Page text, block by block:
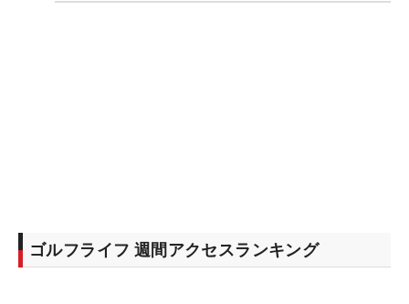
ゴルフライフ 週間アクセスランキング